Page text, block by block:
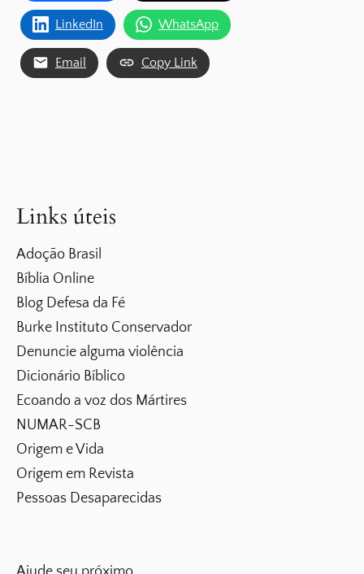
LinkedIn WhatsApp
Email Copy Link
Links úteis
Adoção Brasil
Bíblia Online
Blog Defesa da Fé
Burke Instituto Conservador
Denuncie alguma violência
Dicionário Bíblico
Ecoando a voz dos Mártires
NUMAR-SCB
Origem e Vida
Origem em Revista
Pessoas Desaparecidas